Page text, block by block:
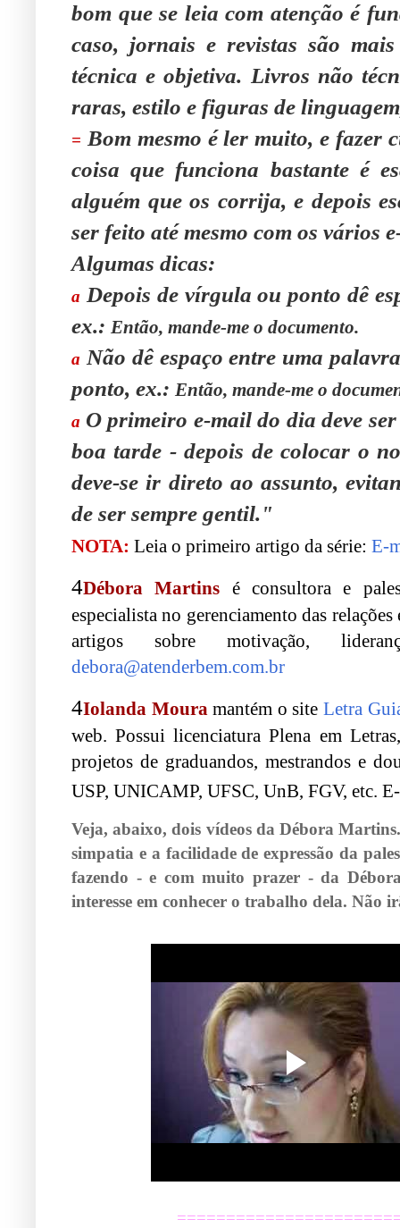
bom que se leia com atenção é
caso, jornais e revistas são
técnica e objetiva. Livros não
raras, estilo e figuras de
= Bom mesmo é ler muito, e fazer
coisa que funciona bastante é
alguém que os corrija, e depois
ser feito até mesmo com os vários
Algumas dicas:
a Depois de vírgula ou ponto dê
ex.: Então, mande-me o documento.
a Não dê espaço entre uma
ponto, ex.: Então, mande-me o
a O primeiro e-mail do dia deve
boa tarde - depois de colocar o
deve-se ir direto ao assunto,
de ser sempre gentil."
NOTA: Leia o primeiro artigo da série: E-
4Débora Martins é consultora e
especialista no gerenciamento das
artigos sobre motivação,
debora@atenderbem.com.br
4Iolanda Moura mantém o siteLetra
web. Possui licenciatura Plena em
projetos de graduandos, mestrandos e
USP, UNICAMP, UFSC, UnB, FGV, etc.
Veja, abaixo, dois vídeos da Débora
simpatia e a facilidade de expressão da
fazendo - e com muito prazer - da
interesse em conhecer o trabalho dela. Não